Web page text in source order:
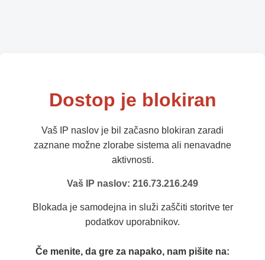
Dostop je blokiran
Vaš IP naslov je bil začasno blokiran zaradi
zaznane možne zlorabe sistema ali nenavadne
aktivnosti.
Vaš IP naslov: 216.73.216.249
Blokada je samodejna in služi zaščiti storitve ter
podatkov uporabnikov.
Če menite, da gre za napako, nam pišite na: